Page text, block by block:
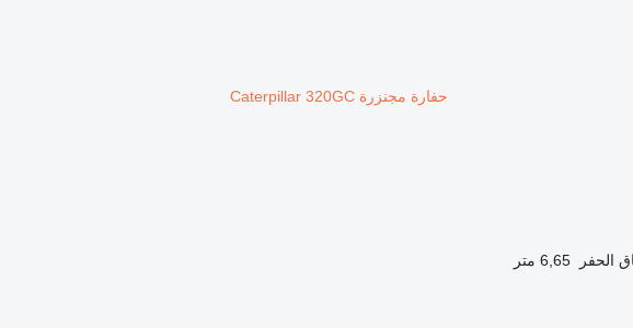
حفارة مجنزرة Caterpillar 320GC
الحفر
6,65 متر